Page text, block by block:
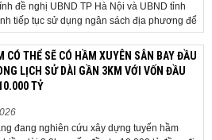
đề nghị UBND TP Hà Nội và UBND tỉnh
tiếp tục sử dụng ngân sách địa phương để
tác giải phóng mặt bằng đối với phần
địa bàn hai địa phương, bảo đảm tiến độ
Bộ Tài chính vừa có công văn...
CÓ THỂ SẼ CÓ HẦM XUYÊN SÂN BAY ĐẦU
LỊCH SỬ DÀI GẦN 3KM VỚI VỐN ĐẦU
TỶ
đang nghiên cứu xây dựng tuyến hầm